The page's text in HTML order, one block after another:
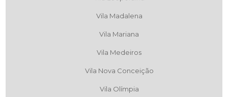
Vila Madalena
Vila Mariana
Vila Medeiros
Vila Nova Conceição
Vila Olímpia